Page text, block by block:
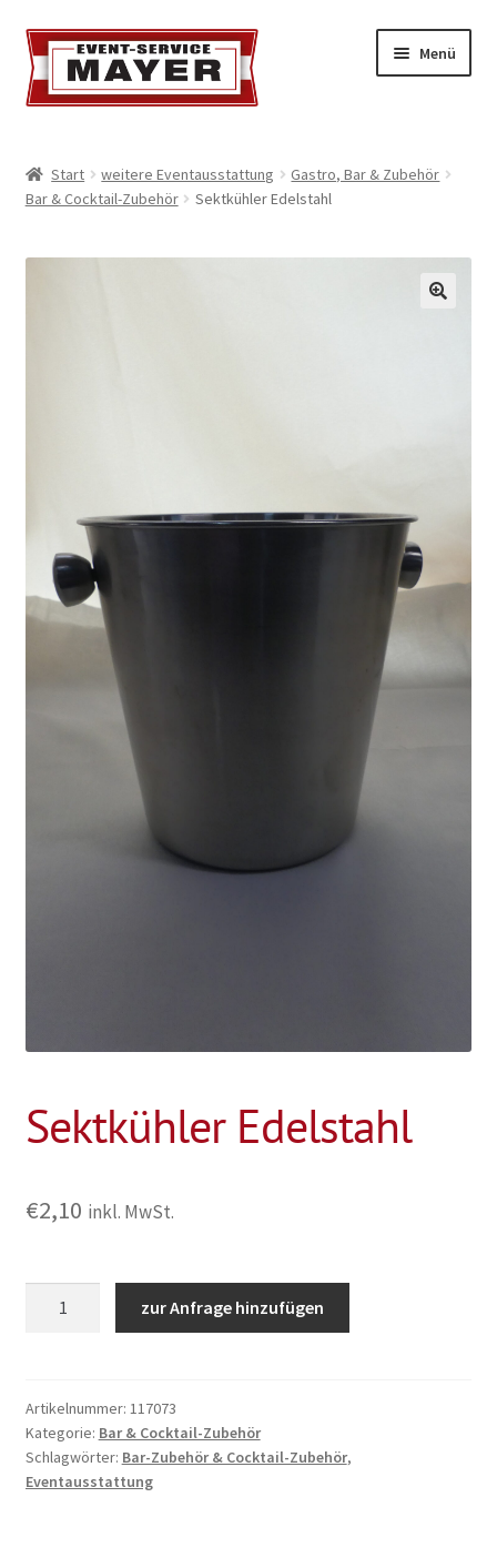
Menü
Event-Service
Standort & Öffnungszeiten
Start weitere Eventausstattung
Gastro, Bar & Zubehör
Bar & Cocktail-Zubehör
Sektkühler Edelstahl
Sektkühler Edelstahl
€2,10 inkl. MwSt.
zur Anfrage hinzufügen
Artikelnummer: 117073
Kategorie: Bar & Cocktail-Zubehör
Schlagwörter: Bar-Zubehör & Cocktail-Zubehör,
Eventausstattung